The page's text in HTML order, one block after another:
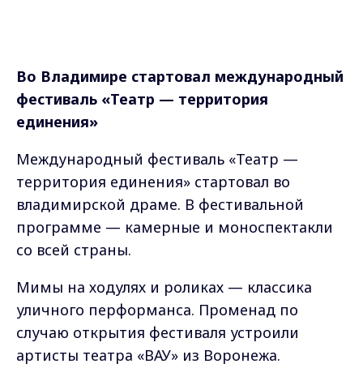
Во Владимире стартовал международный
фестиваль «Театр — территория
единения»
Международный фестиваль «Театр —
территория единения» стартовал во
владимирской драме. В фестивальной
программе — камерные и моноспектакли
со всей страны.
Мимы на ходулях и роликах — классика
уличного перформанса. Променад по
случаю открытия фестиваля устроили
артисты театра «ВАУ» из Воронежа.